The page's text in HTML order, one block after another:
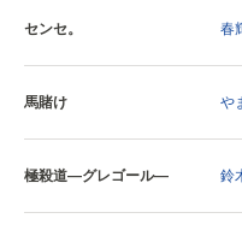
センセ。 春
馬賭け や
極殺道―グレゴール― 鈴